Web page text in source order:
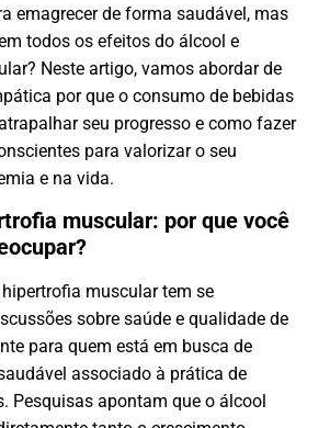
emagrecer de forma saudável, mas
todos os efeitos do álcool e
Neste artigo, vamos abordar de
por que o consumo de bebidas
seu progresso e como fazer
para valorizar o seu
e na vida.
muscular: por que você
muscular tem se
sobre saúde e qualidade de
para quem está em busca de
associado à prática de
Pesquisas apontam que o álcool